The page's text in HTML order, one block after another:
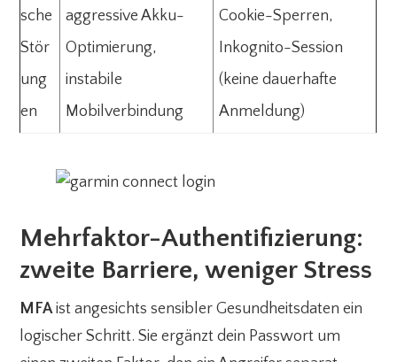
sche
Stör
ung
en
aggressive Akku-
Optimierung,
instabile
Mobilverbindung
Cookie-Sperren,
Inkognito-Session
(keine dauerhafte
Anmeldung)
Mehrfaktor-Authentifizierung:
zweite Barriere, weniger Stress
MFAist angesichts sensibler Gesundheitsdaten ein
logischer Schritt. Sie ergänzt dein Passwort um